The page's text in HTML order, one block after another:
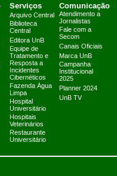
Serviços
Arquivo Central
Biblioteca
Central
Editora UnB
Equipe de
Tratamento e
Resposta a
Incidentes
Cibernéticos
Fazenda Água
Limpa
Hospital
Universitário
Hospitais
Veterinários
Restaurante
Universitário
Comunicação
Atendimento a
Jornalistas
Fale com a
Secom
Canais Oficiais
Marca UnB
Campanha
Institucional
2025
Planner 2024
UnB TV